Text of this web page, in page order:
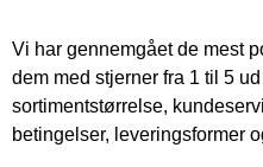
Vi har gennemgået de mest
dem med stjerner fra 1 til 5
sortimentstørrelse,
betingelser, leveringsformer